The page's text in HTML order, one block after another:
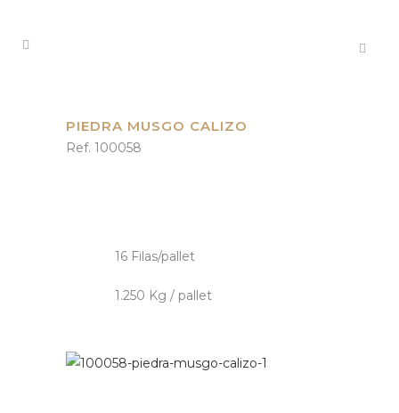
PIEDRA MUSGO CALIZO
Ref. 100058
16 Filas/pallet
1.250 Kg / pallet